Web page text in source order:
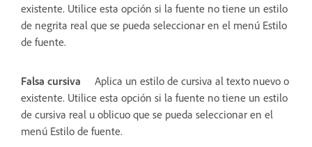
existente. Utilice esta opción si la fuente no tiene un estilo
de negrita real que se pueda seleccionar en el menú Estilo
de fuente.
Falsa cursiva
Aplica un estilo de cursiva al texto nuevo o
existente. Utilice esta opción si la fuente no tiene un estilo
de cursiva real u oblicuo que se pueda seleccionar en el
menú Estilo de fuente.